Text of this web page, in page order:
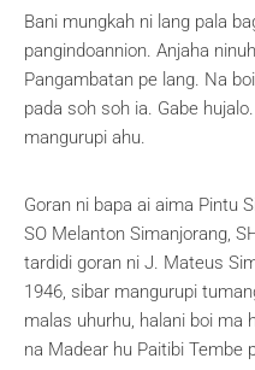
Bani mungkah ni lang pala
pangindoannion. Anjaha
Pangambatan pe lang. Na
pada soh soh ia. Gabe
mangurupi ahu.
Goran ni bapa ai aima Pintu
SO Melanton Simanjorang,
tardidi goran ni J. Mateus
1946, sibar mangurupi
malas uhurhu, halani boi ma
na Madear hu Paitibi Tembe